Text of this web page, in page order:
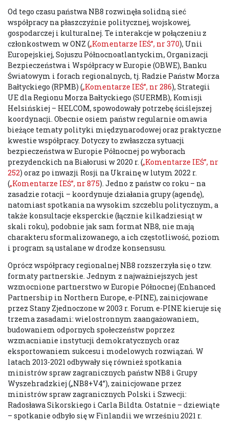
Od tego czasu państwa NB8 rozwinęła solidną sieć
współpracy na płaszczyźnie politycznej, wojskowej,
gospodarczej i kulturalnej. Te interakcje w połączeniu z
członkostwem w ONZ („Komentarze IEŚ”, nr 370), Unii
Europejskiej, Sojuszu Północnoatlantyckim, Organizacji
Bezpieczeństwa i Współpracy w Europie (OBWE), Banku
Światowym i forach regionalnych, tj. Radzie Państw Morza
Bałtyckiego (RPMB) („Komentarze IEŚ”, nr 286), Strategii
UE dla Regionu Morza Bałtyckiego (SUERMB), Komisji
Helsińskiej – HELCOM, spowodowały potrzebę ściślejszej
koordynacji. Obecnie osiem państw regularnie omawia
bieżące tematy polityki międzynarodowej oraz praktyczne
kwestie współpracy. Dotyczy to zwłaszcza sytuacji
bezpieczeństwa w Europie Północnej po wyborach
prezydenckich na Białorusi w 2020 r. („Komentarze IEŚ”, nr
252) oraz po inwazji Rosji na Ukrainę w lutym 2022 r.
(„Komentarze IEŚ”, nr 875). Jedno z państw co roku – na
zasadzie rotacji – koordynuje działania grupy (agendę),
natomiast spotkania na wysokim szczeblu politycznym, a
także konsultacje eksperckie (łącznie kilkadziesiąt w
skali roku), podobnie jak sam format NB8, nie mają
charakteru sformalizowanego, a ich częstotliwość, poziom
i program są ustalane w drodze konsensusu.
Oprócz współpracy regionalnej NB8 rozszerzyła się o tzw.
formaty partnerskie. Jednym z najważniejszych jest
wzmocnione partnerstwo w Europie Północnej (Enhanced
Partnership in Northern Europe, e-PINE), zainicjowane
przez Stany Zjednoczone w 2003 r. Forum e-PINE kieruje się
trzema zasadami: wielostronnym zaangażowaniem,
budowaniem odpornych społeczeństw poprzez
wzmacnianie instytucji demokratycznych oraz
eksportowaniem sukcesu i modelowych rozwiązań. W
latach 2013-2021 odbywały się również spotkania
ministrów spraw zagranicznych państw NB8 i Grupy
Wyszehradzkiej („NB8+V4”), zainicjowane przez
ministrów spraw zagranicznych Polski i Szwecji:
Radosława Sikorskiego i Carla Bildta. Ostatnie – dziewiąte
– spotkanie odbyło się w Finlandii we wrześniu 2021 r.